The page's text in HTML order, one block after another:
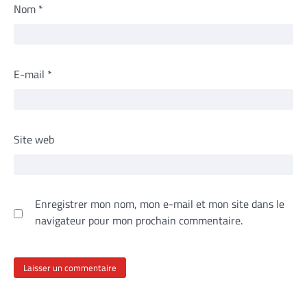
Nom *
E-mail *
Site web
Enregistrer mon nom, mon e-mail et mon site dans le
navigateur pour mon prochain commentaire.